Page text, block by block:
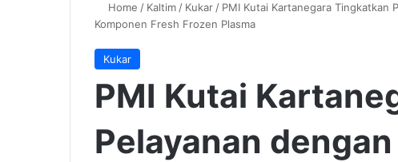
Home / Kaltim / Kukar / PMI Kutai Kartanegara Tingkatkan
Komponen Fresh Frozen Plasma
Kukar
PMI Kutai
Pelayanan